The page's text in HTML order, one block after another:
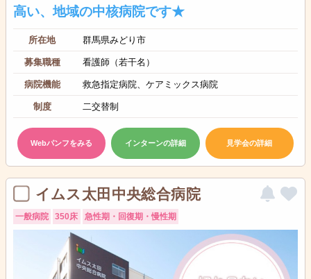
高い、地域の中核病院です★
所在地 群馬県みどり市
募集職種 看護師（若干名）
病院機能 救急指定病院、ケアミックス病院
制度 二交替制
Webパンフをみる インターンの詳細 見学会の詳細
イムス太田中央総合病院
一般病院 350床 急性期・回復期・慢性期